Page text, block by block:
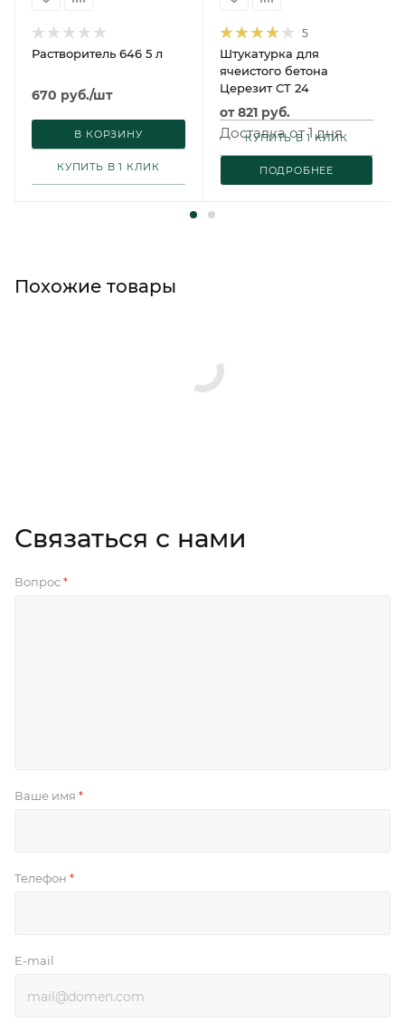
Растворитель 646 5 л
670 руб./шт
Доставка от 1 дня
В КОРЗИНУ
КУПИТЬ В 1 КЛИК
5
Штукатурка для
ячеистого бетона
Церезит CT 24
от821 руб.
Доставка от 1 дня
ПОДРОБНЕЕ
КУПИТЬ В 1 КЛИК
Похожие товары
Связаться с нами
Вопрос *
Ваше имя *
Телефон *
E-mail